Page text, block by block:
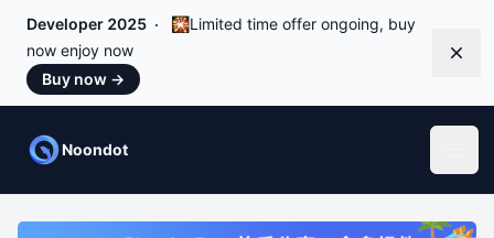
Developer 2025
🎇Limited time offer ongoing, buy
now enjoy now
Buy now →
Noondot